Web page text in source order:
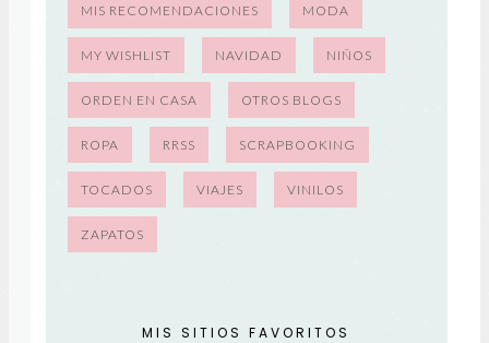
MIS RECOMENDACIONES MODA
MY WISHLIST NAVIDAD NIÑOS
ORDEN EN CASA OTROS BLOGS
ROPA RRSS SCRAPBOOKING
TOCADOS VIAJES VINILOS
ZAPATOS
MIS SITIOS FAVORITOS